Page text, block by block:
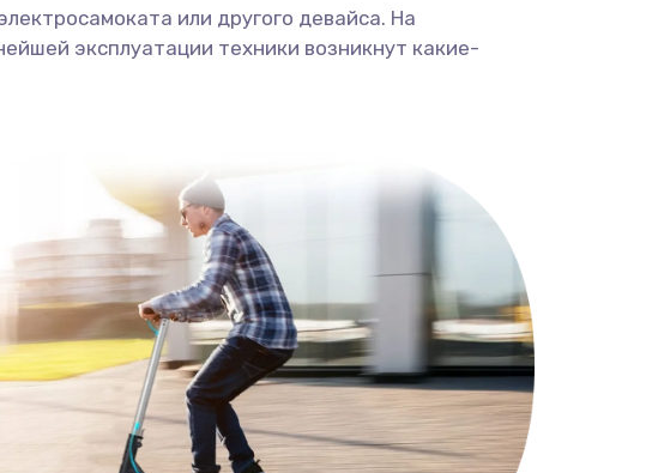
или другого девайса. На
эксплуатации техники возникнут какие-